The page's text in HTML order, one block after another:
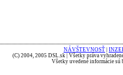
NÁVŠTEVNOSŤ
(C) 2004, 2005 DSL.sk | Všetky práva
Všetky uvedené informácie sú